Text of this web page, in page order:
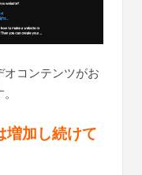
コンテンツがお
増加し続けて